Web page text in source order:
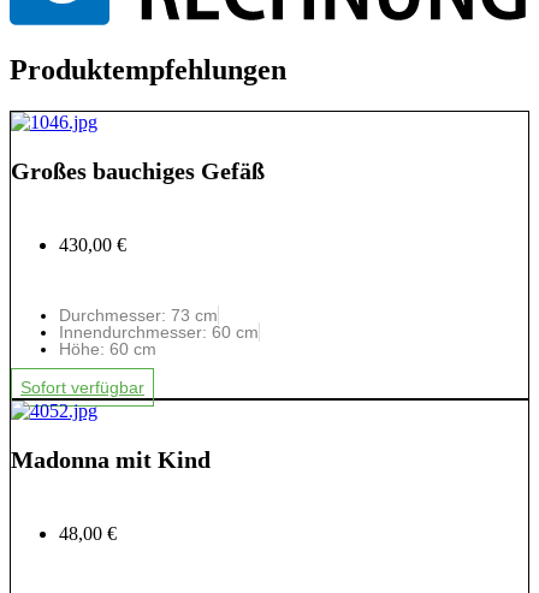
Produktempfehlungen
Großes bauchiges Gefäß
430,00 €
Durchmesser: 73 cm
Innendurchmesser: 60 cm
Höhe: 60 cm
Sofort verfügbar
Madonna mit Kind
48,00 €